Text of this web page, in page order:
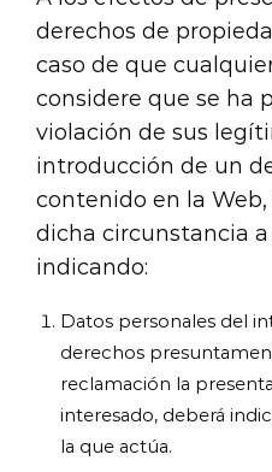
derechos de
caso de que
considere que se ha
violación de sus
introducción de un
contenido en la
dicha circunstancia
indicando:
Datos personales del
derechos
reclamación la
interesado, deberá
la que actúa.